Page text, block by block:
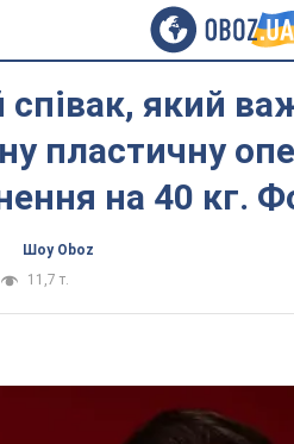
співак, який
пластичну
на 40 кг.
Шоу Oboz
11,7 т.